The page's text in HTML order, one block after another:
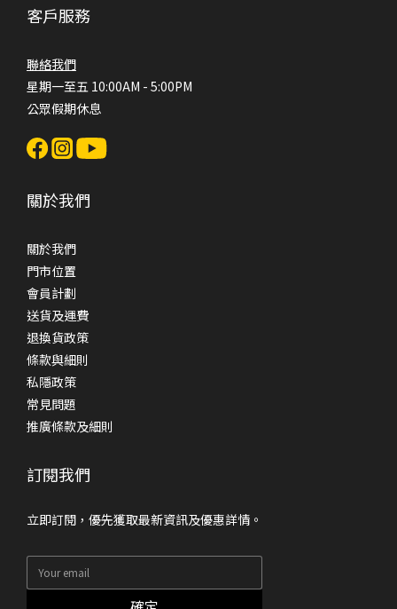
客戶服務
聯絡我們
星期一至五 10:00AM - 5:00PM
公眾假期休息
關於我們
關於我們
門市位置
會員計劃
送貨及運費
退換貨政策
條款與細則
私隱政策
常見問題
推廣條款及細則
訂閱我們
立即訂閱，優先獲取最新資訊及優惠詳情。